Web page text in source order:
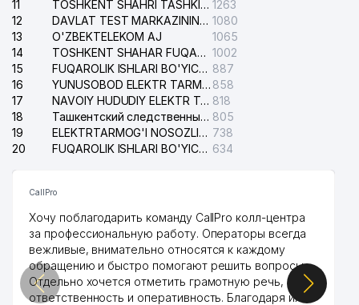
11
TOSHKENT SHAHRI TASHKILOT TELEFONLARI HAQIDA MA'LUMOT BYUROSI 1263
12
DAVLAT TEST MARKAZINING ISHONCH TELEFONLARI 1080
13
O'ZBEKTELEKOM AJ
1065
14
TOSHKENT SHAHAR FUQAROLIK ISHLARI BO'YICHA SUDI 1002
15
FUQAROLIK ISHLARI BO'YICHA YAKKASAROY TUMANLARARO SUDI 887
16
YUNUSOBOD ELEKTR TARMOG'I NOSOZLIKLARI XIZMATI 858
17
NAVOIY HUDUDIY ELEKTR TARMOQLARI KORXONASI AJ 818
18
Ташкентский следственный изолятор 805
19
ELEKTRTARMOG'I NOSOZLIKLARINI TO'ZATISH SERGELI XIZMATI 738
20
FUQAROLIK ISHLARI BO'YICHA UCH-TEPA TUMANI SUDI 634
CallPro
Хочу поблагодарить команду CallPro колл-центра
за профессиональную работу. Операторы всегда
вежливые, внимательно относятся к каждому
обращению и быстро помогают решить вопросы.
Отдельно хочется отметить грамотную речь,
ответственность и оперативность. Благодаря их